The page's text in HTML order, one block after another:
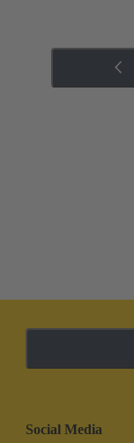
Social Media